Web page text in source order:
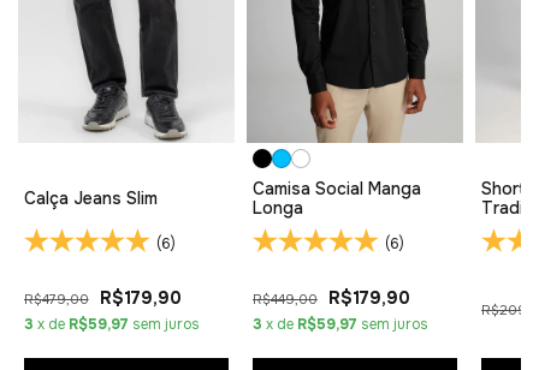
Calça Jeans Slim
(6)
R$479,00 R$179,90
3 x de R$59,97 sem juros
Camisa Social Manga
Longa
(6)
R$449,00 R$179,90
3 x de R$59,97 sem juros
Short